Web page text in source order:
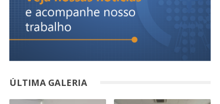
ÚLTIMA GALERIA